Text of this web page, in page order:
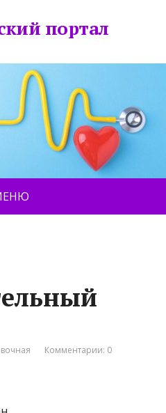
портал
Комментарии: 0